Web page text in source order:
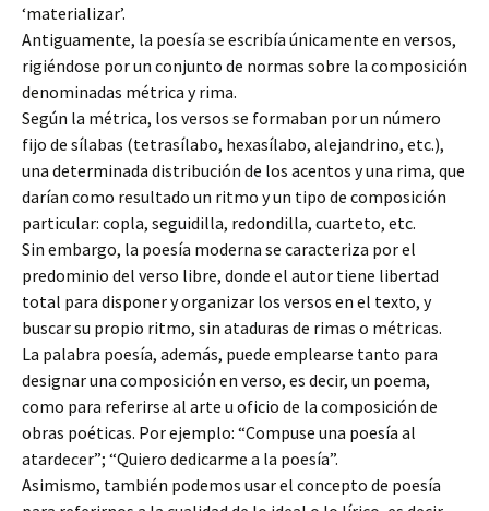
‘materializar’.
Antiguamente, la poesía se escribía únicamente en versos,
rigiéndose por un conjunto de normas sobre la composición
denominadas métrica y rima.
Según la métrica, los versos se formaban por un número
fijo de sílabas (tetrasílabo, hexasílabo, alejandrino, etc.),
una determinada distribución de los acentos y una rima, que
darían como resultado un ritmo y un tipo de composición
particular: copla, seguidilla, redondilla, cuarteto, etc.
Sin embargo, la poesía moderna se caracteriza por el
predominio del verso libre, donde el autor tiene libertad
total para disponer y organizar los versos en el texto, y
buscar su propio ritmo, sin ataduras de rimas o métricas.
La palabra poesía, además, puede emplearse tanto para
designar una composición en verso, es decir, un poema,
como para referirse al arte u oficio de la composición de
obras poéticas. Por ejemplo: “Compuse una poesía al
atardecer”; “Quiero dedicarme a la poesía”.
Asimismo, también podemos usar el concepto de poesía